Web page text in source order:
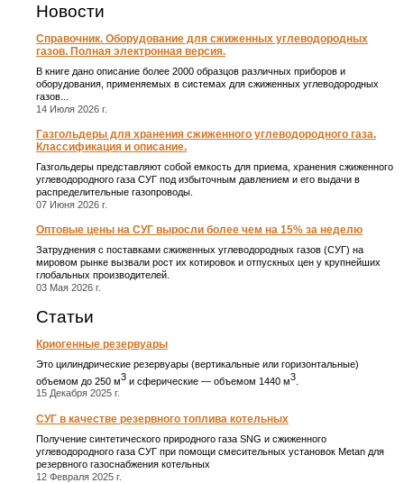
Новости
Справочник. Оборудование для сжиженных углеводородных
газов. Полная электронная версия.
В книге дано описание более 2000 образцов различных приборов и
оборудования, применяемых в системах для сжиженных углеводородных
газов...
14 Июля 2026 г.
Газгольдеры для хранения сжиженного углеводородного газа.
Классификация и описание.
Газгольдеры представляют собой емкость для приема, хранения сжиженного
углеводородного газа СУГ под избыточным давлением и его выдачи в
распределительные газопроводы.
07 Июня 2026 г.
Оптовые цены на СУГ выросли более чем на 15% за неделю
Затруднения с поставками сжиженных углеводородных газов (СУГ) на
мировом рынке вызвали рост их котировок и отпускных цен у крупнейших
глобальных производителей.
03 Мая 2026 г.
Статьи
Криогенные резервуары
Это цилиндрические резервуары (вертикальные или горизонтальные)
объемом до 250 м3 и сферические ― объемом 1440 м3
15 Декабря 2025 г.
СУГ в качестве резервного топлива котельных
Получение синтетического природного газа SNG и сжиженного
углеводородного газа СУГ при помощи смесительных установок Metan для
резервного газоснабжения котельных
12 Февраля 2025 г.